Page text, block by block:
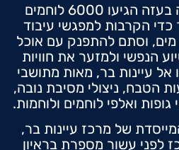
מאז תחילת המלחמה בעזה הגיעו 6000 לוחמים
כדי הקרבות למפגשי עיבוד
מים, וסתם להתפנק עם אוכל
הנפשי ולמזער את חוויות
אל עיינות בר, מאות מתושבי
הטבח, ניצולי מסיבת נובה,
ואלפי לוחמים ולוחמות.
של מרכז עיינות בר,
עשור מספרת בראיון